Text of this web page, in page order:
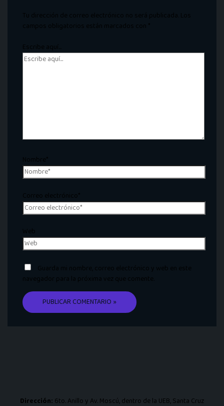
Tu dirección de correo electrónico no será publicada. Los
campos obligatorios están marcados con *
Escribe aquí...
Nombre*
Correo electrónico*
Web
Guarda mi nombre, correo electrónico y web en este
navegador para la próxima vez que comente.
Dirección: 6to. Anillo y Av. Moscú, dentro de la UEB, Santa Cruz